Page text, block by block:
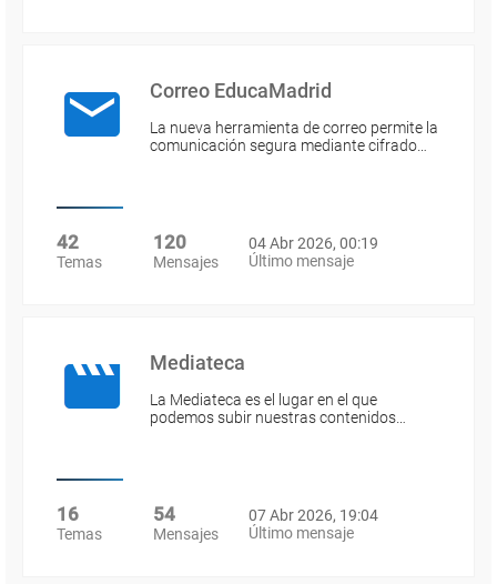
Correo EducaMadrid
La nueva herramienta de correo permite la
comunicación segura mediante cifrado…
42
Temas
120
Mensajes
04 Abr 2026, 00:19
Último mensaje
Mediateca
La Mediateca es el lugar en el que
podemos subir nuestras contenidos…
16
Temas
54
Mensajes
07 Abr 2026, 19:04
Último mensaje